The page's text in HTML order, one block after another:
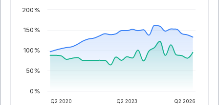
Q2 2020 Q2 2023 Q2 2026
0%
50%
100%
150%
200%